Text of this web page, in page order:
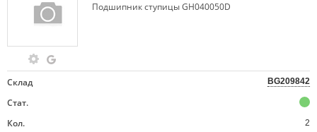
Подшипник ступицы GH040050D
Склад BG209842
Стат.
Кол.
2